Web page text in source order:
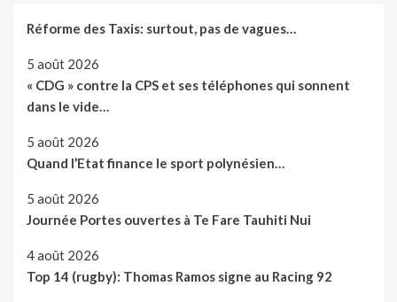
Réforme des Taxis: surtout, pas de vagues…
5 août 2026
« CDG » contre la CPS et ses téléphones qui sonnent
dans le vide…
5 août 2026
Quand l’Etat finance le sport polynésien…
5 août 2026
Journée Portes ouvertes à Te Fare Tauhiti Nui
4 août 2026
Top 14 (rugby): Thomas Ramos signe au Racing 92